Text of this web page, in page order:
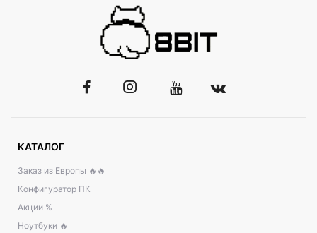
КАТАЛОГ
Заказ из Европы 🔥🔥
Конфигуратор ПК
Акции %
Ноутбуки 🔥